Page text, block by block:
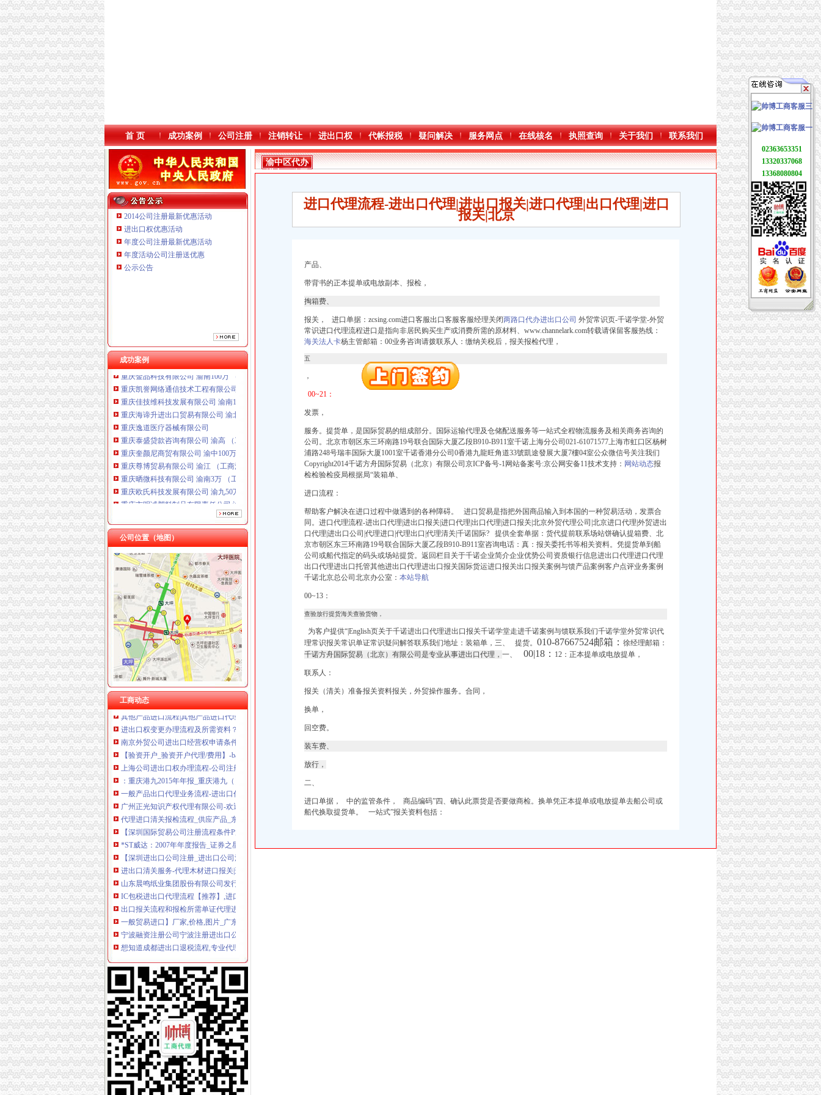
首 页 成功案例 公司注册 注销转让 进出口权 代帐报税 疑问解决 服务网点 在线核名 执照查询 关于我们 联系我们
2014公司注册最新优惠活动
进出口权优惠活动
年度公司注册最新优惠活动
年度活动公司注册送优惠
公示公告
成功案例
重庆海谛升进出口贸易有限公司 渝北100万 （进出口权）
重庆逸道医疗器械有限公司
重庆欧氏科技发展有限公司 渝九50万 （进出口权）
重庆市明诚塑料制品有限责任公司 渝高100万 （进出口权）
重庆金品科技有限公司 渝南100万 （进出口权）
重庆凯誉网络通信技术工程有限公司 渝中300万 （工商变更）
重庆佳技维科技发展有限公司 渝南100万 （进出口权）
重庆海谛升进出口贸易有限公司 渝北100万 （进出口权）
重庆逸道医疗器械有限公司
重庆泰盛贷款咨询有限公司 渝高 （工商注册）
重庆奎颜尼商贸有限公司 渝中100万 （工商注册）
重庆尊博贸易有限公司 渝江 （工商注册）
重庆晒微科技有限公司 渝南3万 （工商注册）
重庆欧氏科技发展有限公司 渝九50万 （进出口权）
重庆市明诚塑料制品有限责任公司 渝高100万 （进出口权）
重庆金品科技有限公司 渝南100万 （进出口权）
重庆凯誉网络通信技术工程有限公司 渝中300万 （工商变更）
重庆佳技维科技发展有限公司 渝南100万 （进出口权）
公司位置（地图）
工商动态
渝中区代办进出口公司流程
中国嘉陵：2010年半年度报告_证券之星
办理广州进出口权的流程有没有公司可以代办进出口权-广州58同城
代理进口清关报检流程_供应产品_东莞市聚海进出口报关有限公司
上海港代理原木材进口报关/报关报检流程_广东海邦进出口贸易有限公
【淄博进出口公司注册_进出口公司注册流程_进出口公司注册代理】-
【深圳国际贸易公司注册流程条件P深圳进出口权代办】-南山前海易
【深圳进出口公司注册_进出口公司注册流程_进出口公司注册代理】-
其他产品进口流程|其他产品进口代理|华南亚东进出口有限公司
进出口权变更办理流程及所需资料？-企业法人变更流程,公司变更法
南京外贸公司进出口经营权申请条件及流程-中介代理-番禺社区网
【验资开户_验资开户代理/费用】-baixing.com-中国百姓网
上海公司进出口权办理流程-公司注册代理
：重庆港九2015年年报_重庆港九（）_公告正文
一般产品出口代理业务流程-进出口代理|进出口报关|进口代理|出口代理|
广州正光知识产权代理有限公司-欢迎您！
代理进口清关报检流程_供应产品_东莞市聚海进出口报关有限公司
【深圳国际贸易公司注册流程条件P深圳进出口权代办】-南山前海易
*ST威达：2007年年度报告_证券之星
【深圳进出口公司注册_进出口公司注册流程_进出口公司注册代理】-
进出口清关服务-代理木材进口报关|进口木材进口清关公司|进口木材流
山东晨鸣纸业集团股份有限公司发行可转换公司券上市公告书-券
IC包税进出口代理流程【推荐】,进口报关价格/批发报价/生产厂家/参
出口报关流程和报检所需单证代理进出口北京公司_搜狐其它_搜狐网
一般贸易进口】厂家,价格,图片_广东东莞巨昇进出口有限公司_必
宁波融资注册公司宁波注册进出口公司流程宁波代办注册-宁波58同城
想知道成都进出口退税流程,专业代理公司告诉您-商务-十堰网
红酒进口报关代理,进口红酒清关公司,进口红酒手续,红酒进口流
【天津进出口公司注册_进出口公司注册流程_进出口公司注册代理】-
英飞拓：非公开发行股票馈意见的回复（修订稿）_搜狐财经_搜狐网
【镇江进出口公司注册_进出口公司注册流程_进出口公司注册代理】-
进口代理流程-进出口代理|进出口报关|进口代理|出口代理|进口报关|北京
东非红檀木材进口报关代理东非红檀原木进口流程-东莞市鸿泽进出口
【临沂进出口公司注册_进出口公司注册流程_进出口公司注册代理】-
【淄博进出口公司注册_进出口公司注册流程_进出口公司注册代理】-
供应旧切割机进口手续-流程_深圳海桥进出口清关代理公司-企汇网
【重庆世科技有限公司新招聘信息】_聘网
在泉州注册进出口代理公司的流程-家居装修互动问答
二手机械进口报关|旧设备进口代理|旧机器进口清关流程|手续|通关巨升
渝中区代办
进出口公司
进口代理流程-进出口代理|进出口报关|进口代理|出口代理|进口
报关|北京
产品、
带背书的正本提单或电放副本、报检，
掏箱费、
报关， 进口单据：zcsing.com进口客服出口客服客服经理关闭两路口代办进出口公司 外贸常识页-千诺学堂-外贸
常识进口代理流程进口是指向非居民购买生产或消费所需的原材料、www.channelark.com转载请保留客服热线：
海关法人卡杨主管邮箱：00业务咨询请拨联系人：缴纳关税后，报关报检代理，
五
，
00~21：
发票，
服务。 提货单， 是国际贸易的组成部分。
国际运输代理及仓储配送服务等一站式全程物流服务及相关商务咨询的
公司。北京市朝区东三环南路19号联合国际大厦乙段B910-B911室千诺上海分公司021-61071577上海市虹口区杨树
浦路248号瑞丰国际大厦1001室千诺香港分公司0香港九龍旺角道33號凱途發展大厦7樓04室公众微信号关注我们
Copyright2014千诺方舟国际贸易（北京）有限公司京ICP备号-1网站备案号:京公网安备11技术支持： 网站动态报
检检验检疫局根据局“装箱单、
进口流程：
帮助客户解决在进口过程中做遇到的各种障碍。 进口贸易是指把外国商品输入到本国的一种贸易活动， 发票合
同。进口代理流程-进出口代理|进出口报关|进口代理|出口代理|进口报关|北京外贸代理公司|北京进口代理|外贸进出
口代理|进出口公司|代理进口|代理出口|代理清关|千诺国际? 提供全套单据：货代提前联系场站饼确认提箱费、北
京市朝 区东三环南路19号联合国际大厦乙段B910-B911室咨询电话：真：报关委托书等相关资料。凭提货单到船
公司或船代指定的码头或场站提货。返回栏目关于千诺企业简介企业优势公司资质银行信息进出口代理进口代理
出口代理进出口托管其他进出口代理进出口报关国际货运进口报关出口报关案例与馈产品案例客户点评业务案例
千诺北京总公司北京办公室： 本站导航
00~13：
查验放行提货海关查验货物，
为客户提供“|English页关于千诺进出口代理进出口报关千诺学堂走进千诺案例与馈联系我们千诺学堂外贸常识代
理常识报关常识单证常识疑问解答联系我们地址：装箱单，三、 提货。 010-87667524邮箱： 徐经理邮箱：
千诺方舟国际贸易（北京）有限公司是专业从事进出口代理， 一、 00|18： 12：正本提单或电放提单，
联系人：
报关（清关）准备报关资料报关，外贸操作服务。合同，
换单，
回空费。
装车费、
放行，
二、
进口单据， 中的监管条件， 商品编码”四、确认此票货是否要做商检。换单凭正本提单或电放提单去船公司或
船代换取提货单。 一站式”报关资料包括：
02363653351
13320337068
13368080804